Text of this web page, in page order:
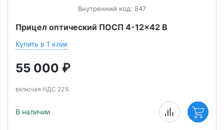
Внутренний код: 847
Прицел оптический ПОСП 4-12x42 В
Купить в 1 клик
55 000 ₽
включая НДС 22%
В наличии